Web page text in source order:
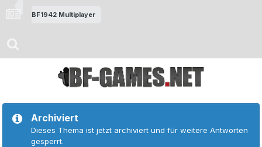
BF1942 Multiplayer
Archiviert
Dieses Thema ist jetzt archiviert und für weitere Antworten
gesperrt.